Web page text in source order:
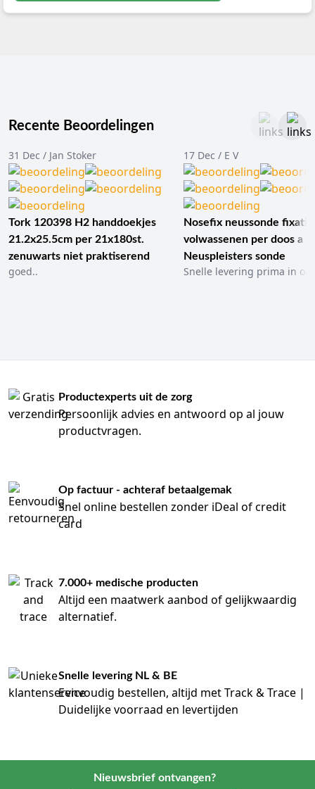
Recente Beoordelingen
31 Dec / Jan Stoker
Tork 120398 H2 handdoekjes
21.2x25.5cm per 21x180st.
zenuwarts niet praktiserend
goed..
17 Dec / E V
Nosefix neussonde
volwassenen per doos a
Neuspleisters sonde
Snelle levering prima in
Productexperts uit de zorg
Persoonlijk advies en antwoord op al jouw
productvragen.
Op factuur - achteraf betaalgemak
Snel online bestellen zonder iDeal of credit
card
7.000+ medische producten
Altijd een maatwerk aanbod of gelijkwaardig
alternatief.
Snelle levering NL & BE
Eenvoudig bestellen, altijd met Track & Trace |
Duidelijke voorraad en levertijden
Nieuwsbrief ontvangen?